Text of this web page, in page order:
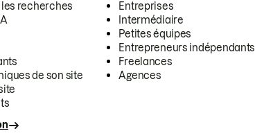
recherches
de son site
Entreprises
Intermédiaire
Petites équipes
Entrepreneurs indépendants
Freelances
Agences